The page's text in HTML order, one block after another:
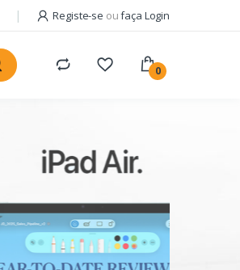
Registe-se oufaça Login
0